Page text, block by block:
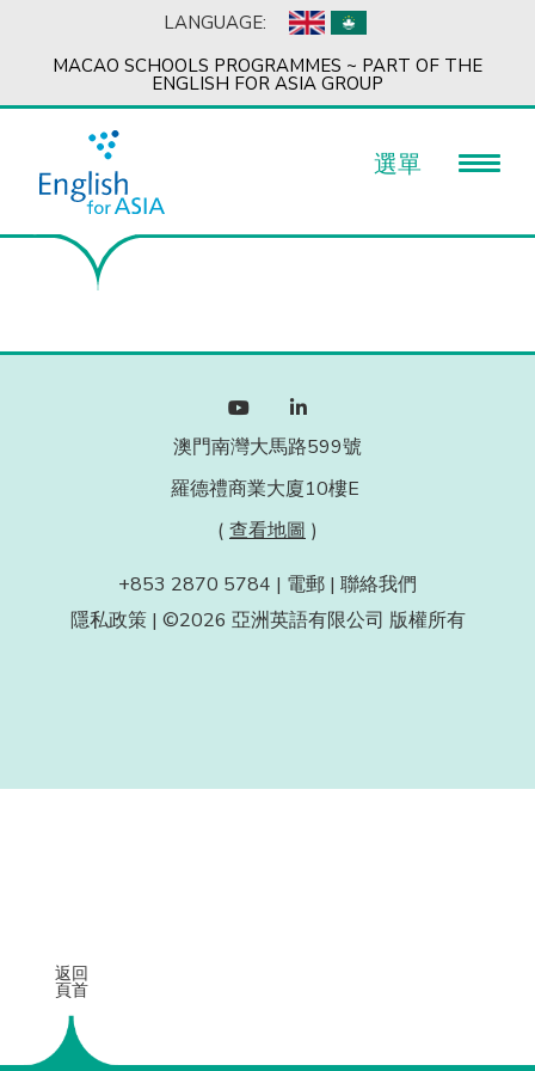
LANGUAGE:
MACAO SCHOOLS PROGRAMMES ~ PART OF THE
ENGLISH FOR ASIA GROUP
選單
澳門南灣大馬路599號
羅德禮商業大廈10樓E
( 查看地圖 )
+853 2870 5784 | 電郵 | 聯絡我們
隱私政策| ©2026 亞洲英語有限公司 版權所有
返回
頁首